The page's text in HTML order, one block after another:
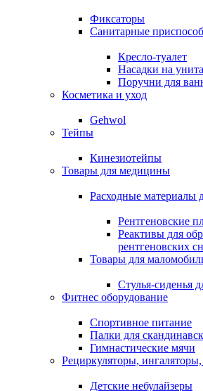
Фиксаторы
Санитарные
Кресло-туалет
Насадки на
Поручни для
Косметика и уход
Gehwol
Тейпы
Кинезиотейпы
Товары для медицины
Расходные материалы
Рентгеновские
Реактивы для
рентгеновских
Товары для
Стулья-сиденья
Фитнес оборудование
Спортивное питание
Палки для
Гимнастические мячи
Рециркуляторы,
Детские небулайзеры